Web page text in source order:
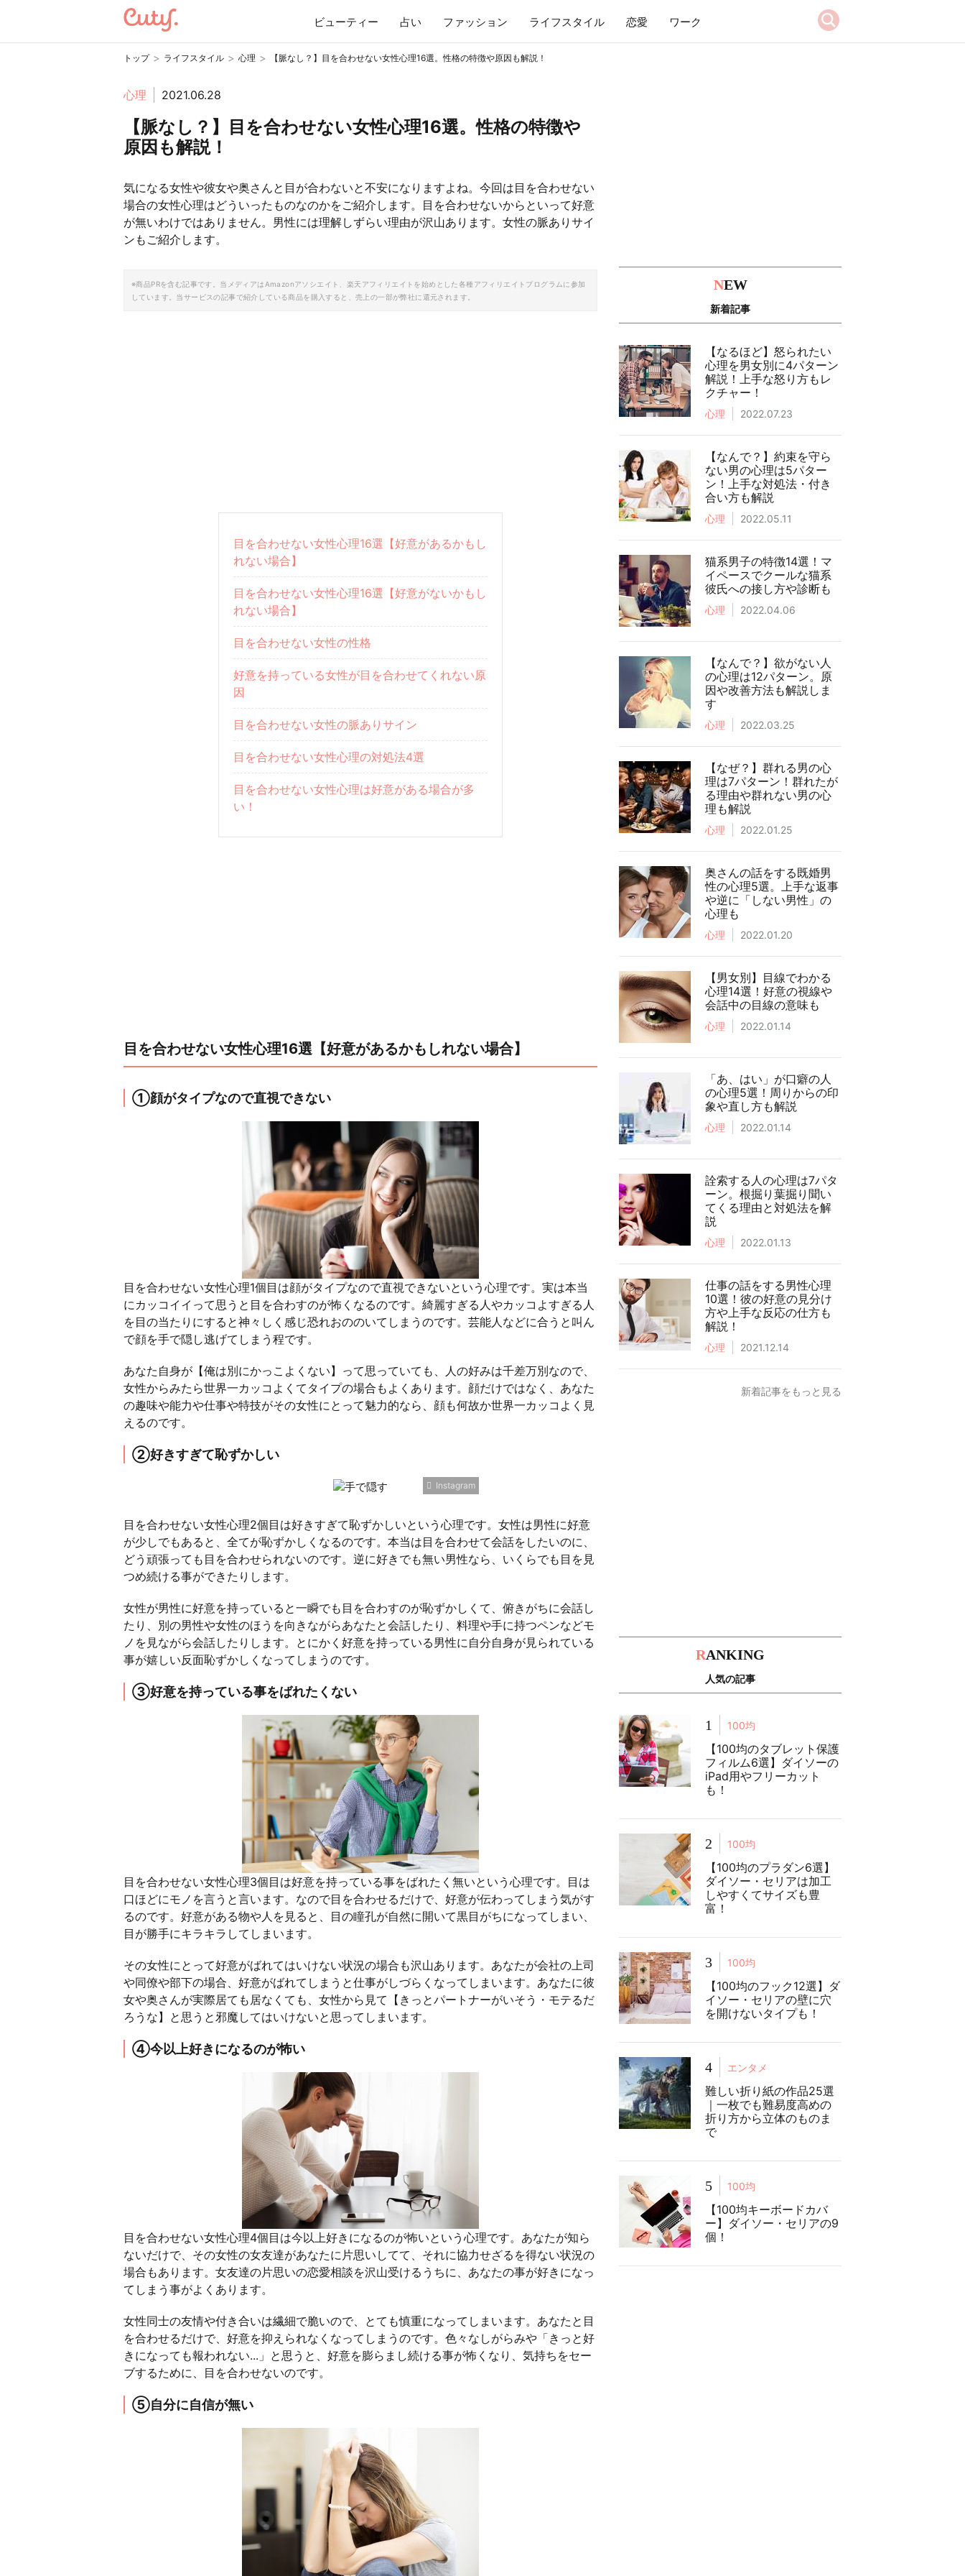
ビューティー 占い ファッション ライフスタイル 恋愛 ワーク
トップ > ライフスタイル > 心理 > 【脈なし？】目を合わせない女性心理16選。性格の特徴や原因も解説！
心理 2021.06.28
【脈なし？】目を合わせない女性心理16選。性格の特徴や
原因も解説！
気になる女性や彼女や奥さんと目が合わないと不安になりますよね。今回は目を合わせない
場合の女性心理はどういったものなのかをご紹介します。目を合わせないからといって好意
が無いわけではありません。男性には理解しずらい理由が沢山あります。女性の脈ありサイ
ンもご紹介します。
※商品PRを含む記事です。当メディアはAmazonアソシエイト、楽天アフィリエイトを始めとした各種アフィリエイトプログラムに参加
しています。当サービスの記事で紹介している商品を購入すると、売上の一部が弊社に還元されます。
目を合わせない女性心理16選【好意があるかもし
れない場合】
目を合わせない女性心理16選【好意がないかもし
れない場合】
目を合わせない女性の性格
好意を持っている女性が目を合わせてくれない原
因
目を合わせない女性の脈ありサイン
目を合わせない女性心理の対処法4選
目を合わせない女性心理は好意がある場合が多
い！
目を合わせない女性心理16選【好意があるかもしれない場合】
①顔がタイプなので直視できない
目を合わせない女性心理1個目は顔がタイプなので直視できないという心理です。実は本当
にカッコイイって思うと目を合わすのが怖くなるのです。綺麗すぎる人やカッコよすぎる人
を目の当たりにすると神々しく感じ恐れおののいてしまうのです。芸能人などに合うと叫ん
で顔を手で隠し逃げてしまう程です。
あなた自身が【俺は別にかっこよくない】って思っていても、人の好みは千差万別なので、
女性からみたら世界一カッコよくてタイプの場合もよくあります。顔だけではなく、あなた
の趣味や能力や仕事や特技がその女性にとって魅力的なら、顔も何故か世界一カッコよく見
えるのです。
②好きすぎて恥ずかしい
Instagram
目を合わせない女性心理2個目は好きすぎて恥ずかしいという心理です。女性は男性に好意
が少しでもあると、全てが恥ずかしくなるのです。本当は目を合わせて会話をしたいのに、
どう頑張っても目を合わせられないのです。逆に好きでも無い男性なら、いくらでも目を見
つめ続ける事ができたりします。
女性が男性に好意を持っていると一瞬でも目を合わすのが恥ずかしくて、俯きがちに会話し
たり、別の男性や女性のほうを向きながらあなたと会話したり、料理や手に持つペンなどモ
ノを見ながら会話したりします。とにかく好意を持っている男性に自分自身が見られている
事が嬉しい反面恥ずかしくなってしまうのです。
③好意を持っている事をばれたくない
目を合わせない女性心理3個目は好意を持っている事をばれたく無いという心理です。目は
口ほどにモノを言うと言います。なので目を合わせるだけで、好意が伝わってしまう気がす
るのです。好意がある物や人を見ると、目の瞳孔が自然に開いて黒目がちになってしまい、
目が勝手にキラキラしてしまいます。
その女性にとって好意がばれてはいけない状況の場合も沢山あります。あなたが会社の上司
や同僚や部下の場合、好意がばれてしまうと仕事がしづらくなってしまいます。あなたに彼
女や奥さんが実際居ても居なくても、女性から見て【きっとパートナーがいそう・モテるだ
ろうな】と思うと邪魔してはいけないと思ってしまいます。
④今以上好きになるのが怖い
目を合わせない女性心理4個目は今以上好きになるのが怖いという心理です。あなたが知ら
ないだけで、その女性の女友達があなたに片思いしてて、それに協力せざるを得ない状況の
場合もあります。女友達の片思いの恋愛相談を沢山受けるうちに、あなたの事が好きになっ
てしまう事がよくあります。
女性同士の友情や付き合いは繊細で脆いので、とても慎重になってしまいます。あなたと目
を合わせるだけで、好意を抑えられなくなってしまうのです。色々なしがらみや「きっと好
きになっても報われない...」と思うと、好意を膨らまし続ける事が怖くなり、気持ちをセー
ブするために、目を合わせないのです。
⑤自分に自信が無い
NEW
新着記事
【なるほど】怒られたい
心理を男女別に4パターン
解説！上手な怒り方もレ
クチャー！
心理 2022.07.23
【なんで？】約束を守ら
ない男の心理は5パター
ン！上手な対処法・付き
合い方も解説
心理 2022.05.11
猫系男子の特徴14選！マ
イペースでクールな猫系
彼氏への接し方や診断も
心理 2022.04.06
【なんで？】欲がない人
の心理は12パターン。原
因や改善方法も解説しま
す
心理 2022.03.25
【なぜ？】群れる男の心
理は7パターン！群れたが
る理由や群れない男の心
理も解説
心理 2022.01.25
奥さんの話をする既婚男
性の心理5選。上手な返事
や逆に「しない男性」の
心理も
心理 2022.01.20
【男女別】目線でわかる
心理14選！好意の視線や
会話中の目線の意味も
心理 2022.01.14
「あ、はい」が口癖の人
の心理5選！周りからの印
象や直し方も解説
心理 2022.01.14
詮索する人の心理は7パタ
ーン。根掘り葉掘り聞い
てくる理由と対処法を解
説
心理 2022.01.13
仕事の話をする男性心理
10選！彼の好意の見分け
方や上手な反応の仕方も
解説！
心理 2021.12.14
新着記事をもっと見る
RANKING
人気の記事
1 100均
【100均のタブレット保護
フィルム6選】ダイソーの
iPad用やフリーカット
も！
2 100均
【100均のプラダン6選】
ダイソー・セリアは加工
しやすくてサイズも豊
富！
3 100均
【100均のフック12選】ダ
イソー・セリアの壁に穴
を開けないタイプも！
4 エンタメ
難しい折り紙の作品25選
｜一枚でも難易度高めの
折り方から立体のものま
で
5 100均
【100均キーボードカバ
ー】ダイソー・セリアの9
個！